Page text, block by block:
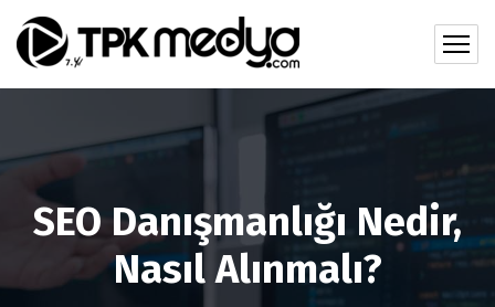
SEO Danışmanlığı Nedir,
Nasıl Alınmalı?